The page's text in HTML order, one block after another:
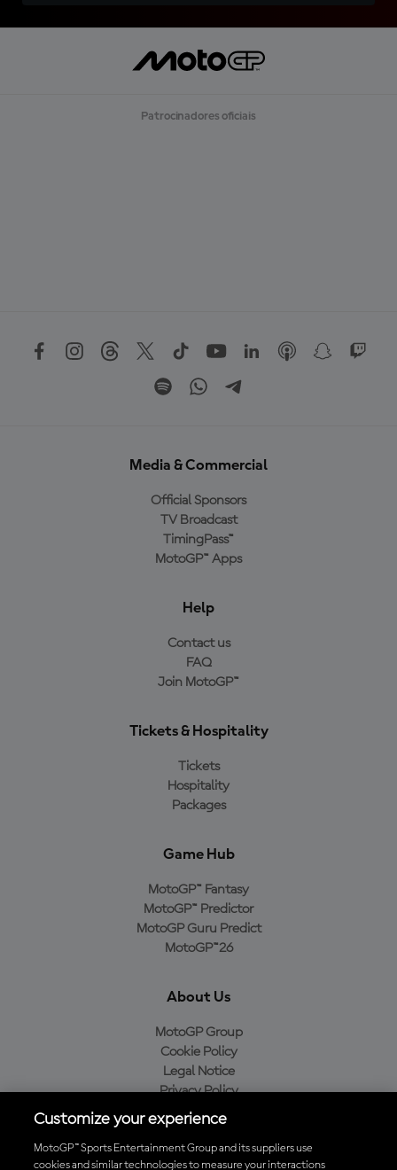
Patrocinadores oficiais
Media & Commercial
Official Sponsors
TV Broadcast
TimingPass™
MotoGP™ Apps
Help
Contact us
FAQ
Join MotoGP™
Tickets & Hospitality
Tickets
Hospitality
Packages
Game Hub
MotoGP™ Fantasy
MotoGP™ Predictor
MotoGP Guru Predict
MotoGP™26
About Us
MotoGP Group
Cookie Policy
Legal Notice
Privacy Policy
Purchase Policy
Customize your experience
MotoGP™ Sports Entertainment Group and its suppliers use
cookies and similar technologies to measure your interactions